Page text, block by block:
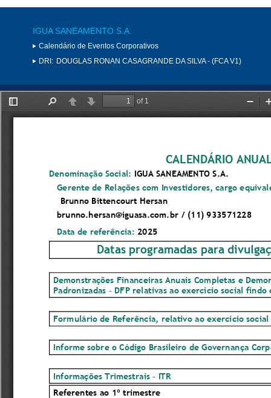
IGUA SANEAMENTO S.A.
Calendário de Eventos Corporativos
DRI: DOUGLAS RONAN CASAGRANDE DA SILVA - (FCA V1)